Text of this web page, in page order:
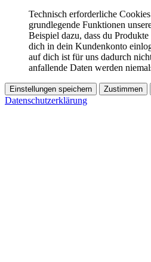
Technisch erforderliche
grundlegende Funktionen
Beispiel dazu, dass du
dich in dein Kundenkonto
auf dich ist für uns dadurch
anfallende Daten werden
Einstellungen speichern Zustimmen
Datenschutzerklärung